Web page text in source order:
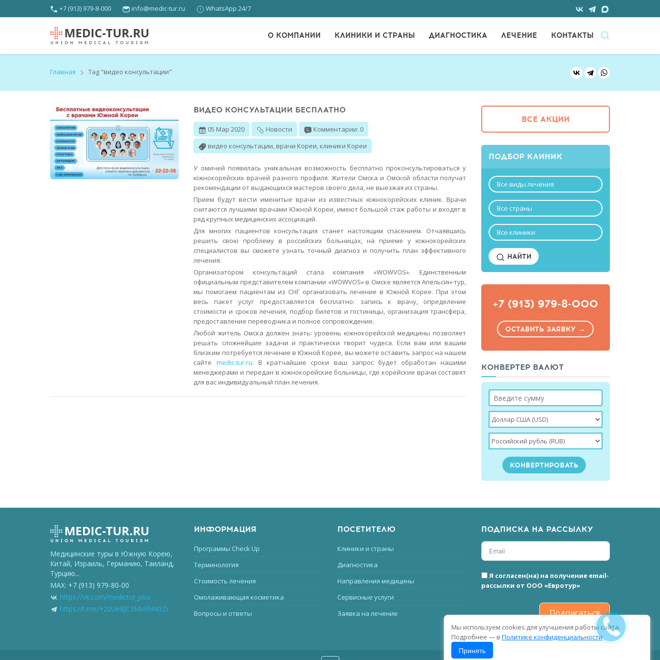
+7 (913) 979-8-000 info@medic-tur.ru WhatsApp 24/7
О КОМПАНИИ КЛИНИКИ И СТРАНЫ ДИАГНОСТИКА ЛЕЧЕНИЕ КОНТАКТЫ
Главная Tag "видео консультации"
ВИДЕО КОНСУЛЬТАЦИИ БЕСПЛАТНО
05 Мар 2020 Новости
Комментарии: 0
видео консультации, врачи Кореи, клиники Кореи
У омичей появилась уникальная возможность бесплатно проконсультироваться у
южнокорейских врачей разного профиля. Жители Омска и Омской области получат
рекомендации от выдающихся мастеров своего дела, не выезжая из страны.
Прием будут вести именитые врачи из известных южнокорейских клиник. Врачи
считаются лучшими врачами Южной Кореи, имеют большой стаж работы и входят в
ряд крупных медицинских ассоциаций.
Для многих пациентов консультация станет настоящим спасением. Отчаявшись
решить свою проблему в российских больницах, на приеме у южнокорейских
специалистов вы сможете узнать точный диагноз и получить план эффективного
лечения.
Организатором консультаций стала компания «WOWVOS». Единственным
официальным представителем компании «WOWVOS» в Омске является Апельсин-тур,
мы помогаем пациентам из СНГ организовать лечение в Южной Корее. При этом
весь пакет услуг предоставляется бесплатно: запись к врачу, определение
стоимости и сроков лечения, подбор билетов и гостиницы, организация трансфера,
предоставление переводчика и полное сопровождение.
Любой житель Омска должен знать: уровень южнокорейской медицины позволяет
решать сложнейшие задачи и практически творит чудеса. Если вам или вашим
близким потребуется лечение в Южной Корее, вы можете оставить запрос на нашем
сайте medic-tur.ru. В кратчайшие сроки ваш запрос будет обработан нашими
менеджерами и передан в южнокорейские больницы, где корейские врачи составят
для вас индивидуальный план лечения.
ВСЕ АКЦИИ
ПОДБОР КЛИНИК
Все виды лечения
Все страны
Все клиники
НАЙТИ
+7 (913) 979-8-000
ОСТАВИТЬ ЗАЯВКУ →
КОНВЕРТЕР ВАЛЮТ
Медицинские туры в Южную Корею,
Китай, Израиль, Германию, Таиланд,
Турцию...
MAX: +7 (913) 979-80-00
https://vk.com/medictur_plus
https://t.me/+2zUe8JC3MvFhNGZi
ИНФОРМАЦИЯ
Программы Check Up
Терминология
Стоимость лечения
Омолаживающая косметика
Вопросы и ответы
ПОСЕТИТЕЛЮ
Клиники и страны
Диагностика
Направления медицины
Сервисные услуги
Заявка на лечение
ПОДПИСКА НА РАССЫЛКУ
Я согласен(на) на получение email-
рассылки от ООО «Евротур»
Подписаться
Мы используем cookies для улучшения работы сайта.
Подробнее — в Политике конфиденциальности
Принять